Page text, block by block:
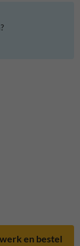
en bestel